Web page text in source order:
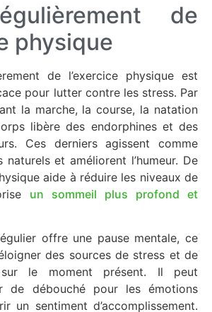
de
physique
de l’exercice physique est
pour lutter contre les stress. Par
la marche, la course, la natation
libère des endorphines et des
Ces derniers agissent comme
naturels et améliorent l’humeur. De
aide à réduire les niveaux de
un sommeil plus profond et
offre une pause mentale, ce
des sources de stress et de
le moment présent. Il peut
de débouché pour les émotions
un sentiment d’accomplissement.